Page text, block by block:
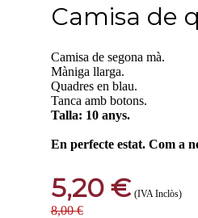
Camisa de
Camisa de segona mà.
Màniga llarga.
Quadres en blau.
Tanca amb botons.
Talla: 10 anys.
En perfecte estat. Com a
5,20 € (IVA Inclòs)
8,00 €